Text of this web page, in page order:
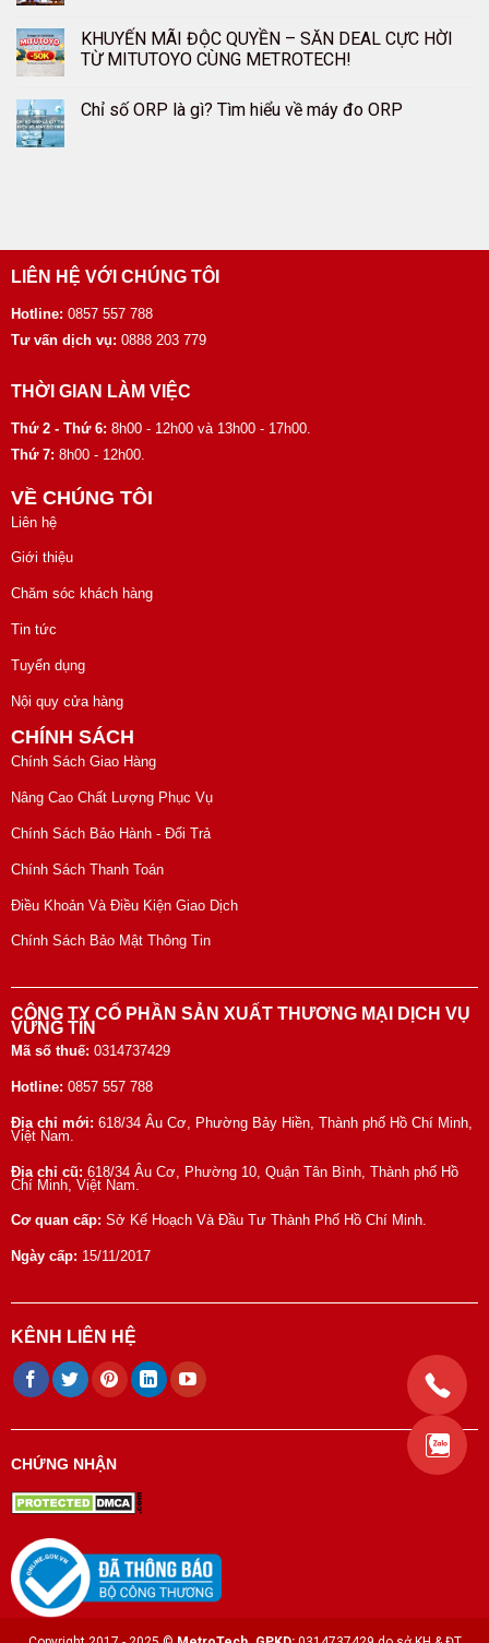
KHUYẾN MÃI ĐỘC QUYỀN – SĂN DEAL CỰC HỜI
TỪ MITUTOYO CÙNG METROTECH!
Chỉ số ORP là gì? Tìm hiểu về máy đo ORP
LIÊN HỆ VỚI CHÚNG TÔI
Hotline: 0857 557 788
Tư vấn dịch vụ: 0888 203 779
THỜI GIAN LÀM VIỆC
Thứ 2 - Thứ 6: 8h00 - 12h00 và 13h00 - 17h00.
Thứ 7: 8h00 - 12h00.
VỀ CHÚNG TÔI
Liên hệ
Giới thiệu
Chăm sóc khách hàng
Tin tức
Tuyển dụng
Nội quy cửa hàng
CHÍNH SÁCH
Chính Sách Giao Hàng
Nâng Cao Chất Lượng Phục Vụ
Chính Sách Bảo Hành - Đổi Trả
Chính Sách Thanh Toán
Điều Khoản Và Điều Kiện Giao Dịch
Chính Sách Bảo Mật Thông Tin
CÔNG TY CỔ PHẦN SẢN XUẤT THƯƠNG MẠI DỊCH VỤ
VỮNG TÍN
Mã số thuế: 0314737429
Hotline: 0857 557 788
Địa chỉ mới: 618/34 Âu Cơ, Phường Bảy Hiền, Thành phố Hồ Chí Minh,
Việt Nam.
Địa chỉ cũ: 618/34 Âu Cơ, Phường 10, Quận Tân Bình, Thành phố Hồ
Chí Minh, Việt Nam.
Cơ quan cấp: Sở Kế Hoạch Và Đầu Tư Thành Phố Hồ Chí Minh.
Ngày cấp: 15/11/2017
KÊNH LIÊN HỆ
CHỨNG NHẬN